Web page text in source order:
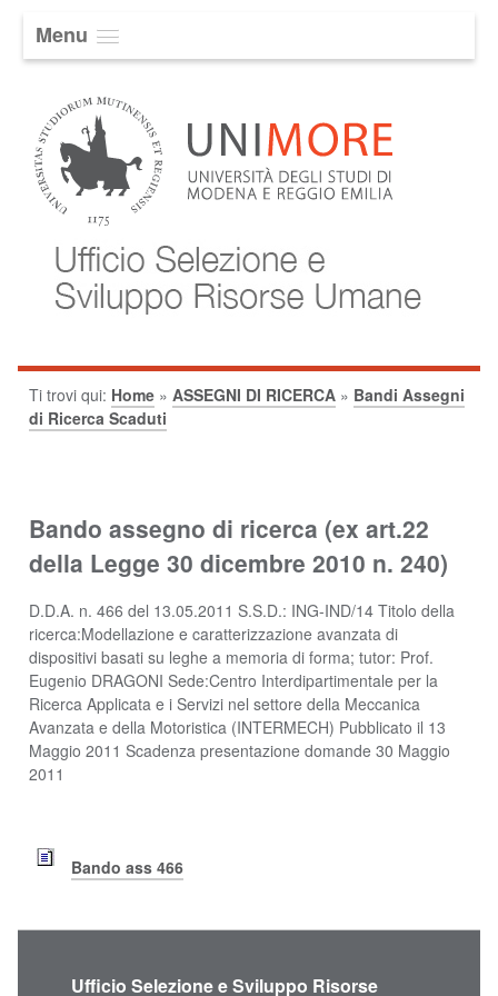
Menu
Ti trovi qui: Home » ASSEGNI DI RICERCA » Bandi Assegni
di Ricerca Scaduti
Bando assegno di ricerca (ex art.22
della Legge 30 dicembre 2010 n. 240)
D.D.A. n. 466 del 13.05.2011 S.S.D.: ING-IND/14 Titolo della
ricerca:Modellazione e caratterizzazione avanzata di
dispositivi basati su leghe a memoria di forma; tutor: Prof.
Eugenio DRAGONI Sede:Centro Interdipartimentale per la
Ricerca Applicata e i Servizi nel settore della Meccanica
Avanzata e della Motoristica (INTERMECH) Pubblicato il 13
Maggio 2011 Scadenza presentazione domande 30 Maggio
2011
Bando ass 466
Ufficio Selezione e Sviluppo Risorse